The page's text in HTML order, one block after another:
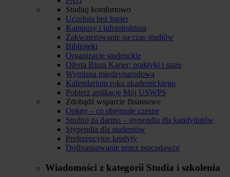
Studiuj komfortowo
Uczelnia bez barier
Kampusy i infrastruktura
Zakwaterowanie na czas studiów
Biblioteki
Organizacje studenckie
Oferta Biura Karier: praktyki i staże
Wymiana międzynarodowa
Kalendarium roku akademickiego
Pobierz aplikację Mój USWPS
Zdobądź wsparcie finansowe
Opłaty – co obejmuje czesne
Studiuj za darmo – stypendia dla kandydatów
Stypendia dla studentów
Preferencyjne kredyty
Dofinansowanie przez pracodawcę
Wiadomości z kategorii Studia i szkolenia